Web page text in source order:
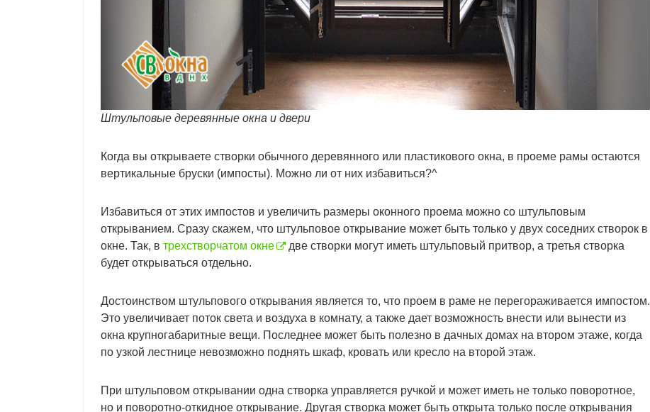
Штульповые деревянные окна и двери
Когда вы открываете створки обычного деревянного или пластикового окна, в проеме рамы остаются
вертикальные бруски (импосты). Можно ли от них избавиться?^
Избавиться от этих импостов и увеличить размеры оконного проема можно со штульповым
открыванием. Сразу скажем, что штульповое открывание может быть только у двух соседних створок в
окне. Так, в трехстворчатом окне
две створки могут иметь штульповый притвор, а третья створка
будет открываться отдельно.
Достоинством штульпового открывания является то, что проем в раме не перегораживается импостом.
Это увеличивает поток света и воздуха в комнату, а также дает возможность внести или вынести из
окна крупногабаритные вещи. Последнее может быть полезно в дачных домах на втором этаже, когда
по узкой лестнице невозможно поднять шкаф, кровать или кресло на второй этаж.
При штульповом открывании одна створка управляется ручкой и может иметь не только поворотное,
но и поворотно-откидное открывание. Другая створка может быть открыта только после открывания